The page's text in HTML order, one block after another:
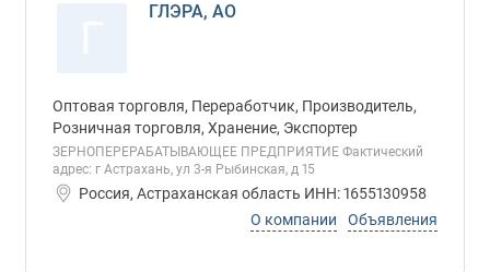
ГЛЭРА, АО
Оптовая торговля, Переработчик, Производитель,
Розничная торговля, Хранение, Экспортер
ЗЕРНОПЕРЕРАБАТЫВАЮЩЕЕ ПРЕДПРИЯТИЕ Фактический
адрес: г Астрахань, ул 3-я Рыбинская, д 15
Россия, Астраханская область ИНН: 1655130958
О компании
Объявления